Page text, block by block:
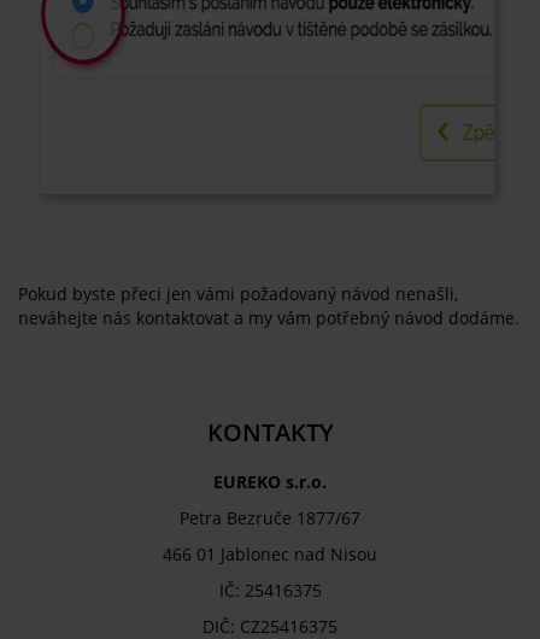
Pokud byste přeci jen vámi požadovaný návod nenašli,
neváhejte nás kontaktovat a my vám potřebný návod dodáme.
KONTAKTY
EUREKO s.r.o.
Petra Bezruče 1877/67
466 01 Jablonec nad Nisou
IČ: 25416375
DIČ: CZ25416375